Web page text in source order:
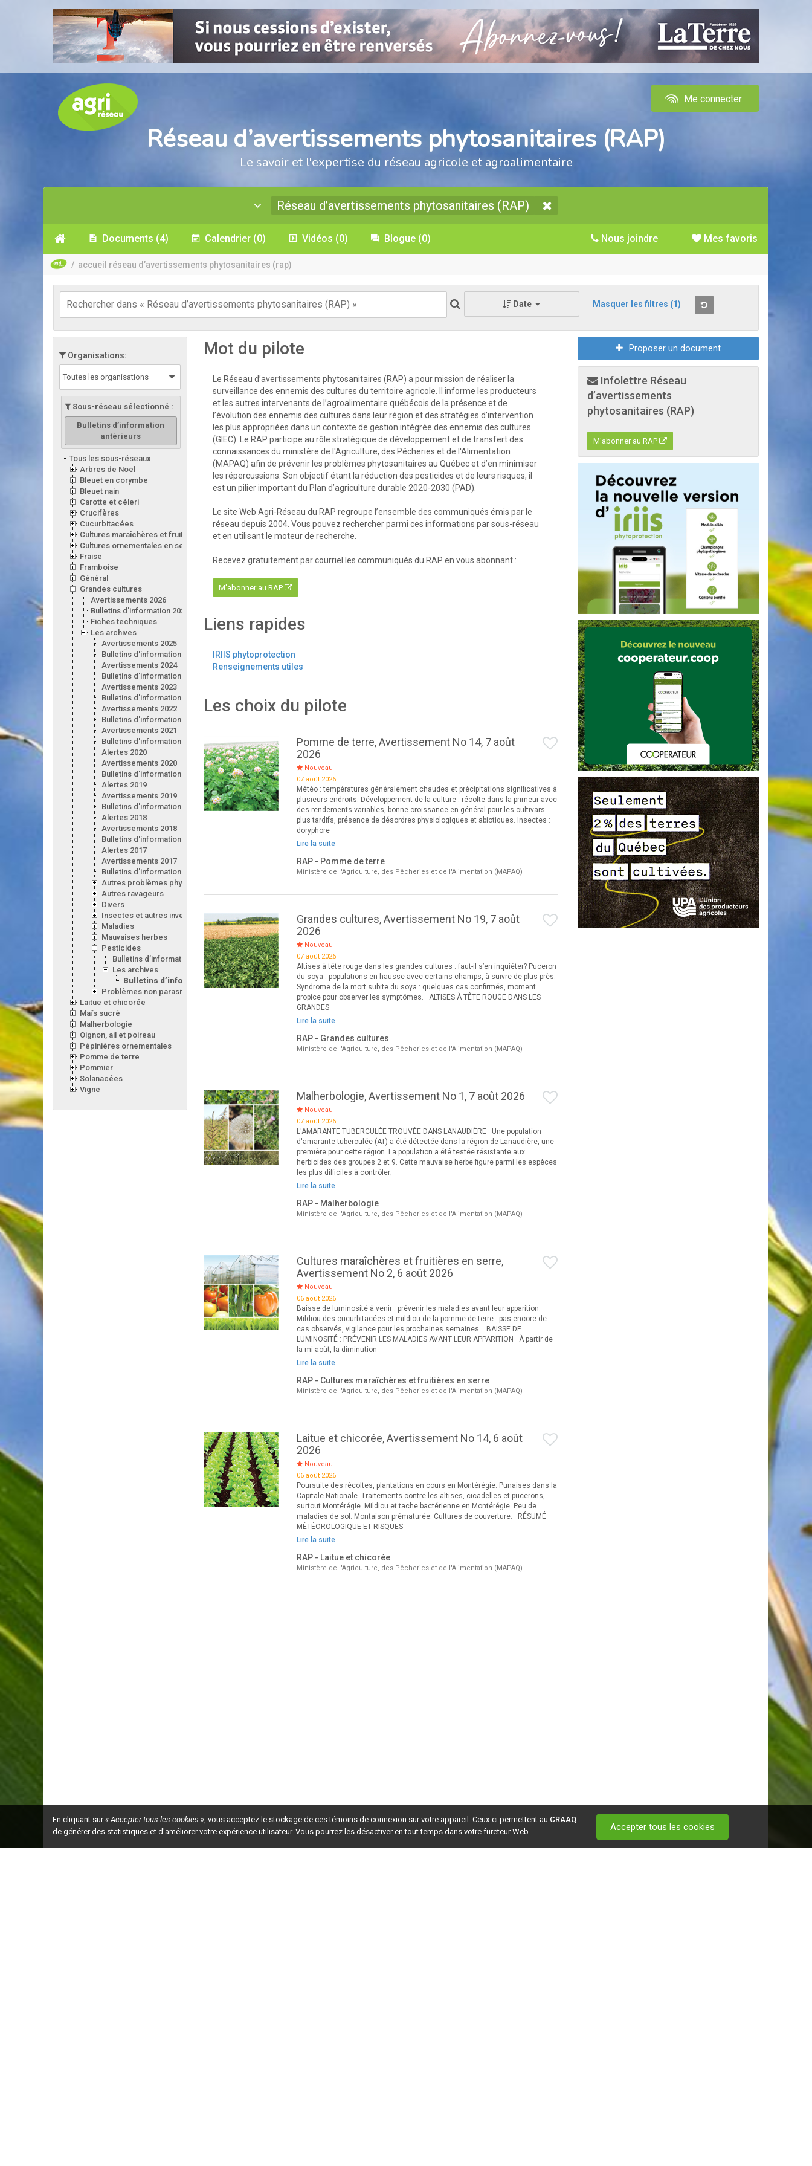
Me connecter
Réseau d’avertissements phytosanitaires (RAP)
Le savoir et l'expertise du réseau agricole et agroalimentaire
Réseau d’avertissements phytosanitaires (RAP)
Documents (4) Calendrier (0) Vidéos (0) Blogue (0) Mes favoris
Nous joindre
/ accueil réseau d’avertissements phytosanitaires (rap)
Date Masquer les filtres (1)
Organisations:
Toutes les organisations
Sous-réseau sélectionné :
Bulletins d’information
antérieurs
Tous les sous-réseaux
Arbres de Noël
Bleuet en corymbe
Bleuet nain
Carotte et céleri
Crucifères
Cucurbitacées
Cultures maraîchères et fruitières en serre
Cultures ornementales en serre
Fraise
Framboise
Général
Grandes cultures
Avertissements 2026
Bulletins d'information 2026
Fiches techniques
Les archives
Avertissements 2025
Bulletins d'information 2025
Avertissements 2024
Bulletins d'information 2024
Avertissements 2023
Bulletins d'information 2023
Avertissements 2022
Bulletins d'information 2022
Avertissements 2021
Bulletins d'information 2021
Alertes 2020
Avertissements 2020
Bulletins d'information 2020
Alertes 2019
Avertissements 2019
Bulletins d'information 2019
Alertes 2018
Avertissements 2018
Bulletins d'information 2018
Alertes 2017
Avertissements 2017
Bulletins d'information 2017
Autres problèmes phytosanitaires
Autres ravageurs
Divers
Insectes et autres invertébrés
Maladies
Mauvaises herbes
Pesticides
Bulletins d’information
Les archives
Bulletins d’information antérieurs
Problèmes non parasitaires
Laitue et chicorée
Maïs sucré
Malherbologie
Oignon, ail et poireau
Pépinières ornementales
Pomme de terre
Pommier
Solanacées
Vigne
Mot du pilote
Le Réseau d’avertissements phytosanitaires (RAP) a pour mission de réaliser la
surveillance des ennemis des cultures du territoire agricole. Il informe les producteurs
et les autres intervenants de l’agroalimentaire québécois de la présence et de
l’évolution des ennemis des cultures dans leur région et des stratégies d’intervention
les plus appropriées dans un contexte de gestion intégrée des ennemis des cultures
(GIEC). Le RAP participe au rôle stratégique de développement et de transfert des
connaissances du ministère de l'Agriculture, des Pêcheries et de l'Alimentation
(MAPAQ) afin de prévenir les problèmes phytosanitaires au Québec et d’en minimiser
les répercussions. Son objectif étant la réduction des pesticides et de leurs risques, il
est un pilier important du Plan d’agriculture durable 2020-2030 (PAD).
Le site Web Agri-Réseau du RAP regroupe l’ensemble des communiqués émis par le
réseau depuis 2004. Vous pouvez rechercher parmi ces informations par sous-réseau
et en utilisant le moteur de recherche.
Recevez gratuitement par courriel les communiqués du RAP en vous abonnant :
M'abonner au RAP
Liens rapides
IRIIS phytoprotection
Renseignements utiles
Les choix du pilote
Pomme de terre, Avertissement No 14, 7 août
2026
Nouveau
07 août 2026
Météo : températures généralement chaudes et précipitations significatives à
plusieurs endroits. Développement de la culture : récolte dans la primeur avec
des rendements variables, bonne croissance en général pour les cultivars
plus tardifs, présence de désordres physiologiques et abiotiques. Insectes :
doryphore
Lire la suite
RAP - Pomme de terre
Ministère de l'Agriculture, des Pêcheries et de l'Alimentation (MAPAQ)
Grandes cultures, Avertissement No 19, 7 août
2026
Nouveau
07 août 2026
Altises à tête rouge dans les grandes cultures : faut-il s’en inquiéter? Puceron
du soya : populations en hausse avec certains champs, à suivre de plus près.
Syndrome de la mort subite du soya : quelques cas confirmés, moment
propice pour observer les symptômes. ALTISES À TÊTE ROUGE DANS LES
GRANDES
Lire la suite
RAP - Grandes cultures
Ministère de l'Agriculture, des Pêcheries et de l'Alimentation (MAPAQ)
Malherbologie, Avertissement No 1, 7 août 2026
Nouveau
07 août 2026
L'AMARANTE TUBERCULÉE TROUVÉE DANS LANAUDIÈRE Une population
d'amarante tuberculée (AT) a été détectée dans la région de Lanaudière, une
première pour cette région. La population a été testée résistante aux
herbicides des groupes 2 et 9. Cette mauvaise herbe figure parmi les espèces
les plus difficiles à contrôler;
Lire la suite
RAP - Malherbologie
Ministère de l'Agriculture, des Pêcheries et de l'Alimentation (MAPAQ)
Cultures maraîchères et fruitières en serre,
Avertissement No 2, 6 août 2026
Nouveau
06 août 2026
Baisse de luminosité à venir : prévenir les maladies avant leur apparition.
Mildiou des cucurbitacées et mildiou de la pomme de terre : pas encore de
cas observés, vigilance pour les prochaines semaines. BAISSE DE
LUMINOSITÉ : PRÉVENIR LES MALADIES AVANT LEUR APPARITION À partir de
la mi-août, la diminution
Lire la suite
RAP - Cultures maraîchères et fruitières en serre
Ministère de l'Agriculture, des Pêcheries et de l'Alimentation (MAPAQ)
Laitue et chicorée, Avertissement No 14, 6 août
2026
Nouveau
06 août 2026
Poursuite des récoltes, plantations en cours en Montérégie. Punaises dans la
Capitale-Nationale. Traitements contre les altises, cicadelles et pucerons,
surtout Montérégie. Mildiou et tache bactérienne en Montérégie. Peu de
maladies de sol. Montaison prématurée. Cultures de couverture. RÉSUMÉ
MÉTÉOROLOGIQUE ET RISQUES
Lire la suite
RAP - Laitue et chicorée
Ministère de l'Agriculture, des Pêcheries et de l'Alimentation (MAPAQ)
Proposer un document
Infolettre Réseau
d’avertissements
phytosanitaires (RAP)
M'abonner au RAP
En cliquant sur« Accepter tous les cookies », vous acceptez le stockage de ces témoins de connexion sur votre appareil. Ceux-ci permettent au CRAAQ
de générer des statistiques et d'améliorer votre expérience utilisateur. Vous pourrez les désactiver en tout temps dans votre fureteur Web.
Accepter tous les cookies